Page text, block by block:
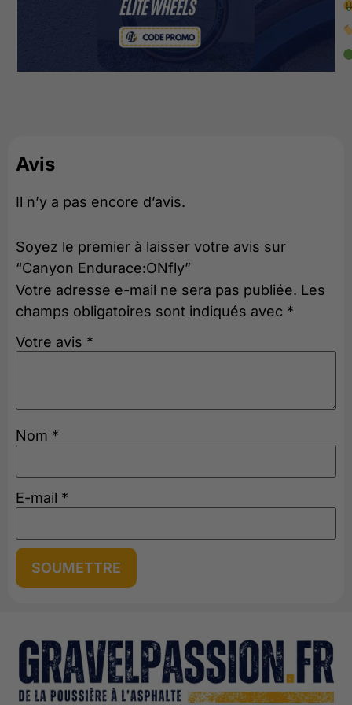
Avis
Il n’y a pas encore d’avis.
Soyez le premier à laisser votre avis sur
“Canyon Endurace:ONfly”
Votre adresse e-mail ne sera pas publiée. Les
champs obligatoires sont indiqués avec *
Votre avis *
Nom *
E-mail *